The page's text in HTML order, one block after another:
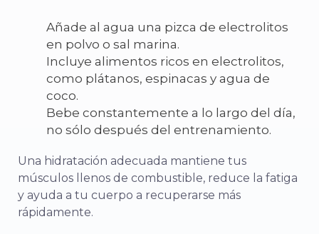
Añade al agua una pizca de electrolitos
en polvo o sal marina.
Incluye alimentos ricos en electrolitos,
como plátanos, espinacas y agua de
coco.
Bebe constantemente a lo largo del día,
no sólo después del entrenamiento.
Una hidratación adecuada mantiene tus
músculos llenos de combustible, reduce la fatiga
y ayuda a tu cuerpo a recuperarse más
rápidamente.